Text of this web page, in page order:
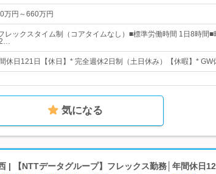
万円～660万円
レックスタイム制（コアタイムなし）■標準労働時間 1日8時間
休日121日【休日】* 完全週休2日制（土日休み）【休暇】*
気になる
| 【NTTデータグループ】フレックス勤務│年間休日